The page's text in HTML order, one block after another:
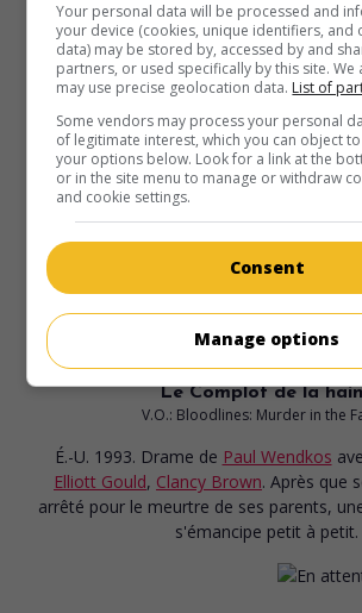
au cinéma sur mes
Le Complot de la
V.O.: Bloodlines: Murder in the
É.-U. 1993. Drame de Paul Wendkos
Elliott Gould, Clancy Brown. Après que
arrêté pour le meurtre de ses parents,
s'émancipe petit à petit.
Your personal data will be processed and
your device (cookies, unique identifiers, and
data) may be stored by, accessed by and
partners, or used specifically by this site.
may use precise geolocation data. List of
Some vendors may process your personal
of legitimate interest, which you can object
your options below. Look for a link at the
or in the site menu to manage or withdraw
and cookie settings.
Consent
Manage options